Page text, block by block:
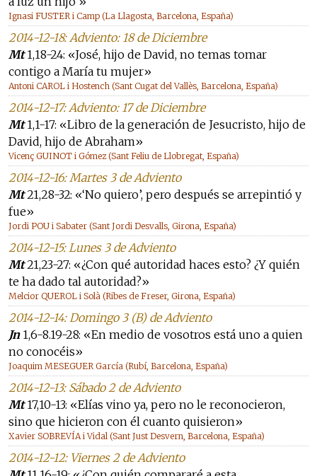
Ignasi FUSTER i Camp (La Llagosta, Barcelona, España)
2014-12-18: Adviento: 18 de Diciembre
Mt1,18-24: «José, hijo de David, no temas tomar
contigo a María tu mujer»
Antoni CAROL i Hostench (Sant Cugat del Vallès, Barcelona, España)
2014-12-17: Adviento: 17 de Diciembre
Mt1,1-17: «Libro de la generación de Jesucristo, hijo de
David, hijo de Abraham»
Vicenç GUINOT i Gómez (Sant Feliu de Llobregat, España)
2014-12-16: Martes 3 de Adviento
Mt21,28-32: «‘No quiero’, pero después se arrepintió y
fue»
Jordi POU i Sabater (Sant Jordi Desvalls, Girona, España)
2014-12-15: Lunes 3 de Adviento
Mt21,23-27: «¿Con qué autoridad haces esto? ¿Y quién
te ha dado tal autoridad?»
Melcior QUEROL i Solà (Ribes de Freser, Girona, España)
2014-12-14: Domingo 3 (B) de Adviento
Jn1,6-8.19-28: «En medio de vosotros está uno a quien
no conocéis»
Joaquim MESEGUER García (Rubí, Barcelona, España)
2014-12-13: Sábado 2 de Adviento
Mt17,10-13: «Elías vino ya, pero no le reconocieron,
sino que hicieron con él cuanto quisieron»
Xavier SOBREVÍA i Vidal (Sant Just Desvern, Barcelona, España)
2014-12-12: Viernes 2 de Adviento